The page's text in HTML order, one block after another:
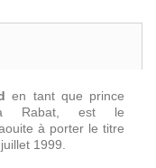
en tant que prince
Rabat , est le
à porter le titre
1999